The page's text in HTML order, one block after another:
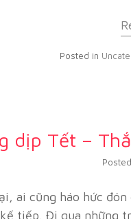
Posted in
dịp Tết –
ai cũng háo hức
tiếp. Đi qua những